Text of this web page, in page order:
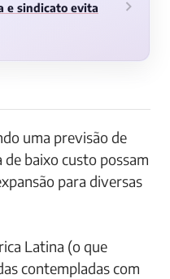
e sindicato evita
uma previsão de
de baixo custo possam
para diversas
Latina (o que
contempladas com